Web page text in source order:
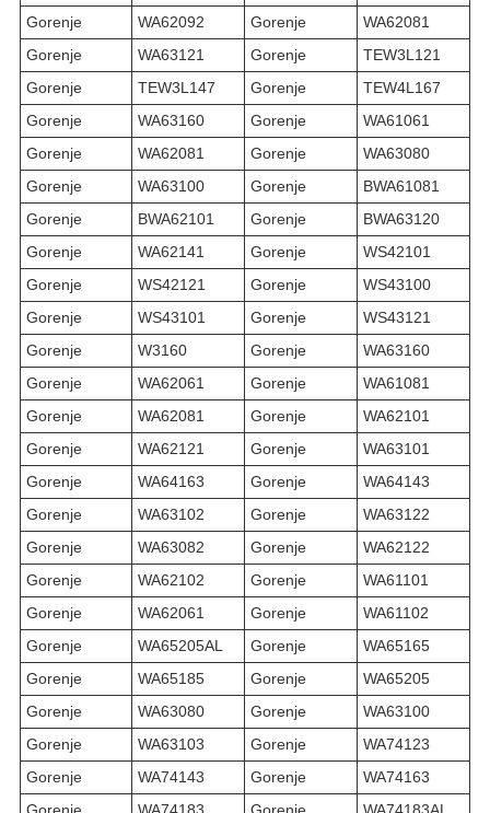
Gorenje
WA62092 Gorenje
WA62081
Gorenje
WA63121 Gorenje
TEW3L121
Gorenje
TEW3L147 Gorenje
TEW4L167
Gorenje
WA63160 Gorenje
WA61061
Gorenje
WA62081 Gorenje
WA63080
Gorenje
WA63100 Gorenje
BWA61081
Gorenje
BWA62101 Gorenje
BWA63120
Gorenje
WA62141 Gorenje
WS42101
Gorenje
WS42121 Gorenje
WS43100
Gorenje
WS43101 Gorenje
WS43121
Gorenje
W3160 Gorenje
WA63160
Gorenje
WA62061 Gorenje
WA61081
Gorenje
WA62081 Gorenje
WA62101
Gorenje
WA62121 Gorenje
WA63101
Gorenje
WA64163 Gorenje
WA64143
Gorenje
WA63102 Gorenje
WA63122
Gorenje
WA63082 Gorenje
WA62122
Gorenje
WA62102 Gorenje
WA61101
Gorenje
WA62061 Gorenje
WA61102
Gorenje
WA65205AL Gorenje
WA65165
Gorenje
WA65185 Gorenje
WA65205
Gorenje
WA63080 Gorenje
WA63100
Gorenje
WA63103 Gorenje
WA74123
Gorenje
WA74143 Gorenje
WA74163